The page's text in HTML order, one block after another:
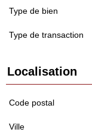
Type de bien
Type de transaction
Localisation
Code postal
Ville